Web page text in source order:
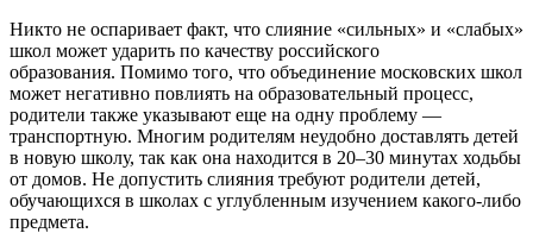
Никто не оспаривает факт, что слияние «сильных» и «слабых»
школ может ударить по качеству российского
образования. Помимо того, что объединение московских школ
может негативно повлиять на образовательный процесс,
родители также указывают еще на одну проблему —
транспортную. Многим родителям неудобно доставлять детей
в новую школу, так как она находится в 20–30 минутах ходьбы
от домов. Не допустить слияния требуют родители детей,
обучающихся в школах с углубленным изучением какого-либо
предмета.